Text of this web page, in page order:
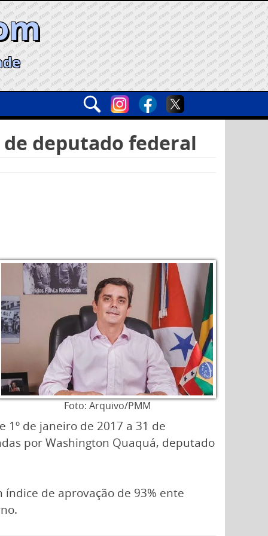
deputado federal
Foto: Arquivo/PMM
de janeiro de 2017 a 31 de
por Washington Quaquá, deputado
de aprovação de 93% ente